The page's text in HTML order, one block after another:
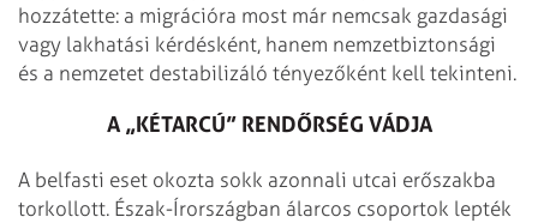
hozzátette: a migrációra most már nemcsak gazdasági
vagy lakhatási kérdésként, hanem nemzetbiztonsági
és a nemzetet destabilizáló tényezőként kell tekinteni.
A „KÉTARCÚ” RENDŐRSÉG VÁDJA
A belfasti eset okozta sokk azonnali utcai erőszakba
torkollott. Észak-Írországban álarcos csoportok lepték